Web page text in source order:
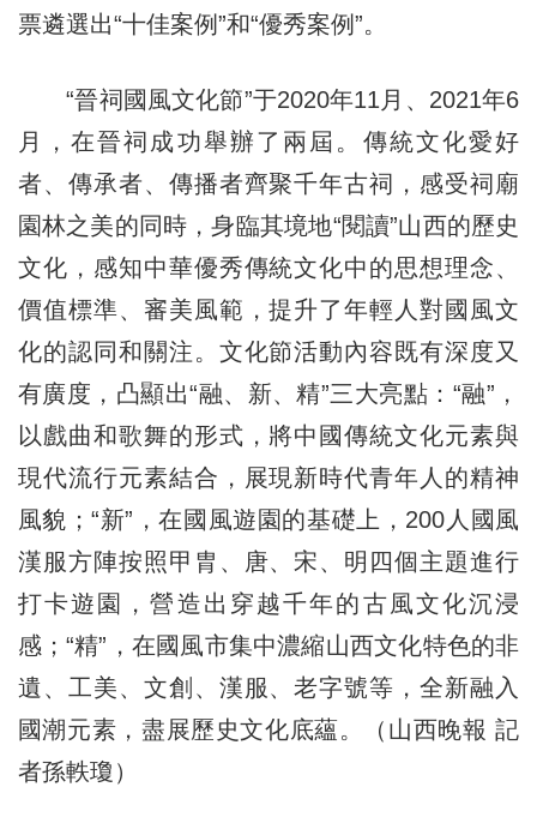
票遴選出“十佳案例”和“優秀案例”。
“晉祠國風文化節”于2020年11月、2021年6
月，在晉祠成功舉辦了兩屆。傳統文化愛好
者、傳承者、傳播者齊聚千年古祠，感受祠廟
園林之美的同時，身臨其境地“閱讀”山西的歷史
文化，感知中華優秀傳統文化中的思想理念、
價值標準、審美風範，提升了年輕人對國風文
化的認同和關注。文化節活動內容既有深度又
有廣度，凸顯出“融、新、精”三大亮點：“融”，
以戲曲和歌舞的形式，將中國傳統文化元素與
現代流行元素結合，展現新時代青年人的精神
風貌；“新”，在國風遊園的基礎上，200人國風
漢服方陣按照甲胄、唐、宋、明四個主題進行
打卡遊園，營造出穿越千年的古風文化沉浸
感；“精”，在國風市集中濃縮山西文化特色的非
遺、工美、文創、漢服、老字號等，全新融入
國潮元素，盡展歷史文化底蘊。（山西晚報 記
者孫軼瓊）